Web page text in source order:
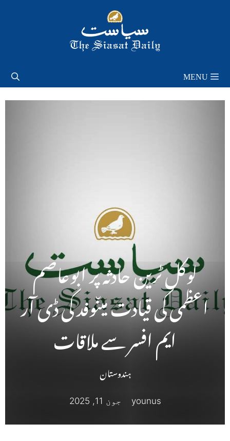
MENU
لوکل ٹرین حادثہ پر ابوعاصم
اعظمی کی قیادت میںوفد کی ڈی آر
ایم افسر سے ملاقات
ہندوستان
younus جون 11, 2025